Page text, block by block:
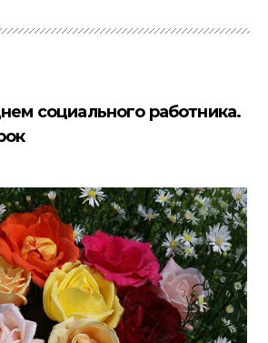
социального работника.